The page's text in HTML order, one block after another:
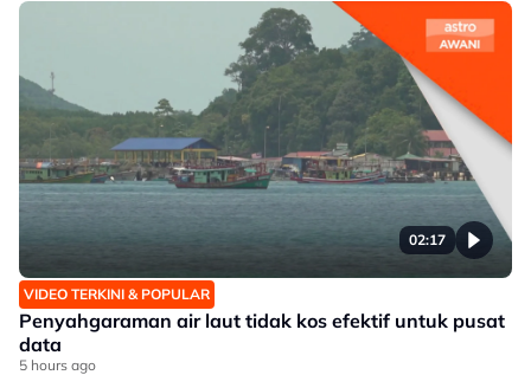
02:17
VIDEO TERKINI & POPULAR
Penyahgaraman air laut tidak kos efektif untuk pusat
data
5 hours ago